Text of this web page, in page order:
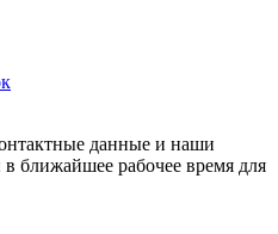
данные и наши
ближайшее рабочее время для